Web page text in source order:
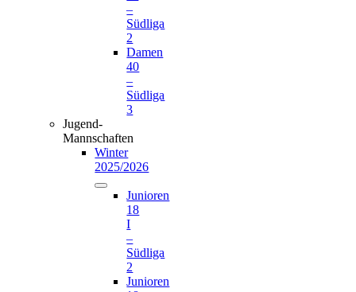
–
Südliga
2
Damen
40
–
Südliga
3
Jugend-
Mannschaften
Winter
2025/2026
Junioren
18
I
–
Südliga
2
Junioren